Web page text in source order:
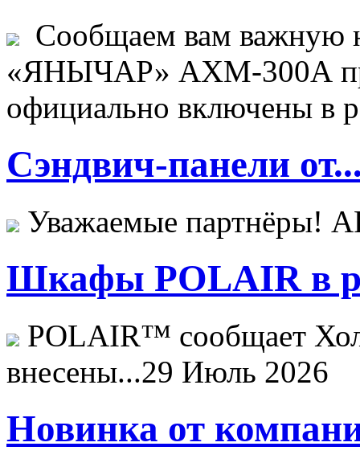
Сообщаем вам важную
«ЯНЫЧАР» АХМ-300А
официально включены в
Сэндвич-панели
Уважаемые
Шкафы POLAIR в
POLAIR™ сообщает
внесены...29 Июль 2026
Новинка от